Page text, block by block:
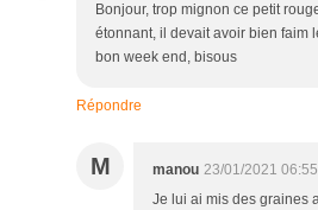
Bonjour, trop mignon ce petit
étonnant, il devait avoir bien faim
bon week end, bisous
Répondre
M manou 23/01/2021 06:55
Je lui ai mis des graines